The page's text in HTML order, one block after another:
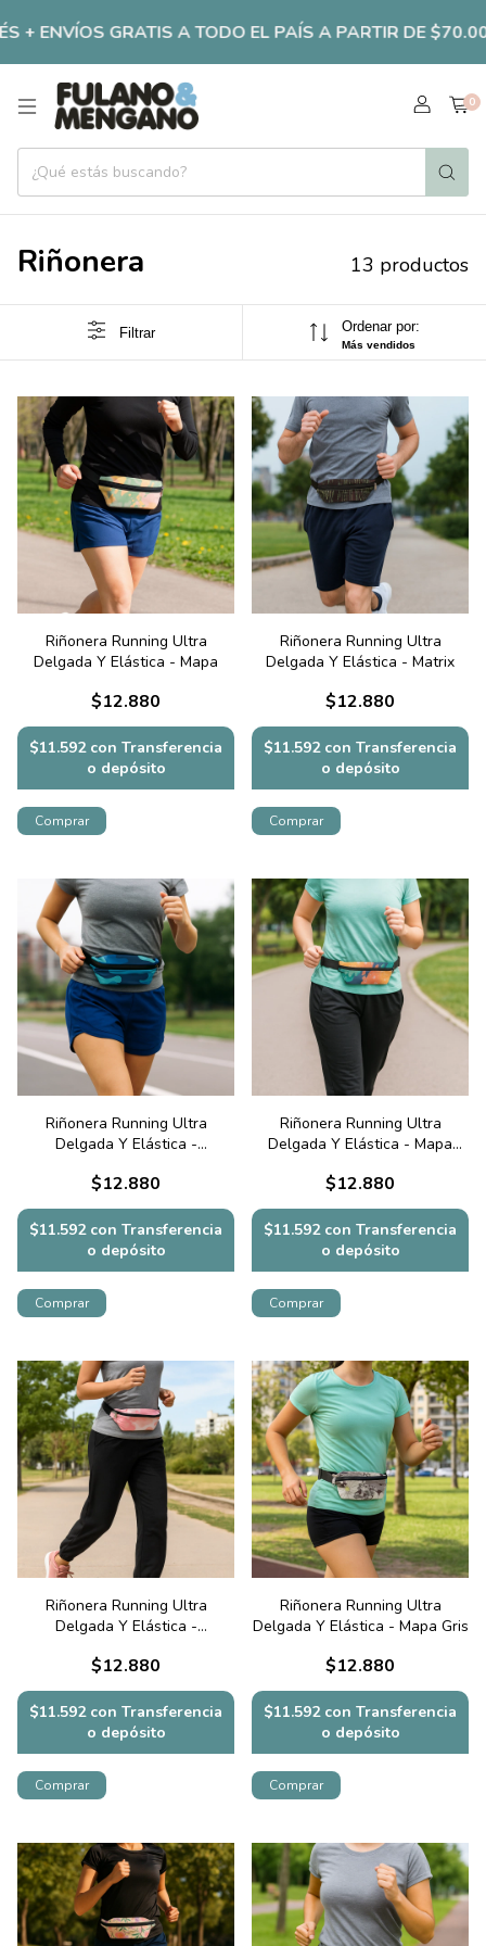
GRATIS A TODO EL PAÍS A PARTIR DE $70.000 !!!
0
Riñonera 13 productos
Filtrar Ordenar por:
Más vendidos
Riñonera Running Ultra
Delgada Y Elástica - Mapa
$12.880
$11.592 con Transferencia
o depósito
Riñonera Running Ultra
Delgada Y Elástica - Matrix
$12.880
$11.592 con Transferencia
o depósito
Riñonera Running Ultra
Delgada Y Elástica -
$12.880
$11.592 con Transferencia
o depósito
Riñonera Running Ultra
Delgada Y Elástica - Mapa
$12.880
$11.592 con Transferencia
o depósito
Riñonera Running Ultra
Delgada Y Elástica -
$12.880
$11.592 con Transferencia
o depósito
Riñonera Running Ultra
Delgada Y Elástica - Mapa Gris
$12.880
$11.592 con Transferencia
o depósito